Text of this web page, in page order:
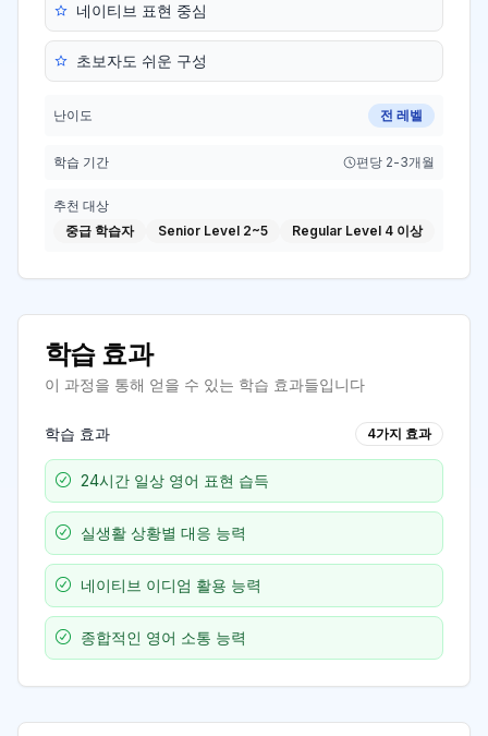
네이티브 표현 중심
초보자도 쉬운 구성
난이도 전 레벨
학습 기간 편당 2-3개월
추천 대상
중급 학습자
Senior Level 2~5 Regular Level 4 이상
학습 효과
이 과정을 통해 얻을 수 있는 학습 효과들입니다
학습 효과 4가지 효과
24시간 일상 영어 표현 습득
실생활 상황별 대응 능력
네이티브 이디엄 활용 능력
종합적인 영어 소통 능력